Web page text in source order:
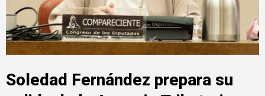
Soledad Fernández prepara su